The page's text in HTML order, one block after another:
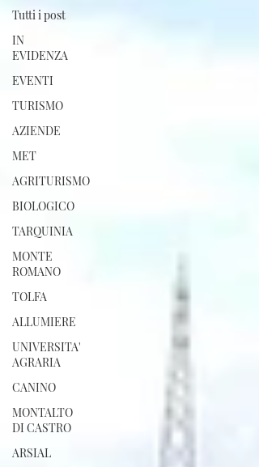
Tutti i post
IN
EVIDENZA
EVENTI
TURISMO
AZIENDE
MET
AGRITURISMO
BIOLOGICO
TARQUINIA
MONTE
ROMANO
TOLFA
ALLUMIERE
UNIVERSITA'
AGRARIA
CANINO
MONTALTO
DI CASTRO
ARSIAL